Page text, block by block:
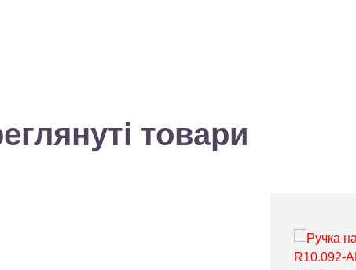
товари